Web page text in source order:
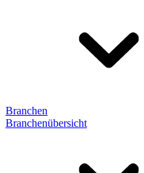
Branchen
Branchenübersicht